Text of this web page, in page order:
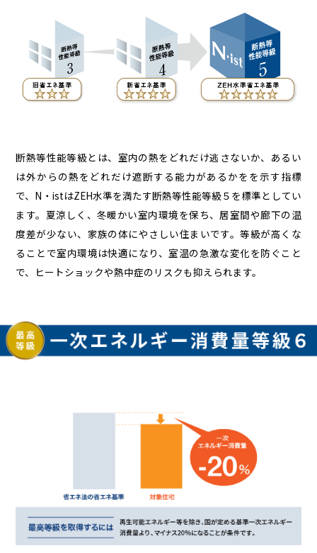
断熱等性能等級とは、室内の熱をどれだけ逃さないか、あるい
は外からの熱をどれだけ遮断する能力があるかをを示す指標
で、N・istはZEH水準を満たす断熱等性能等級５を標準としてい
ます。夏涼しく、冬暖かい室内環境を保ち、居室間や廊下の温
度差が少ない、家族の体にやさしい住まいです。等級が高くな
ることで室内環境は快適になり、室温の急激な変化を防ぐこと
で、ヒートショックや熱中症のリスクも抑えられます。